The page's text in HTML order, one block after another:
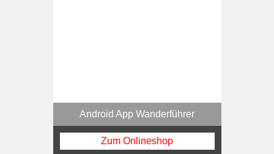
Android App Wanderführer
Zum Onlineshop